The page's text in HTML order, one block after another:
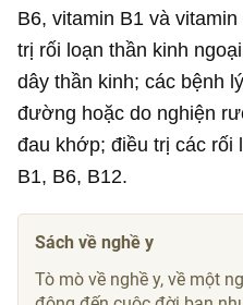
B6, vitamin B1 và
trị rối loạn thần kinh
dây thần kinh; các bệnh
đường hoặc do nghiện
đau khớp; điều trị các rối
B1, B6, B12.
Sách về nghề y
Tò mò về nghề y, về một